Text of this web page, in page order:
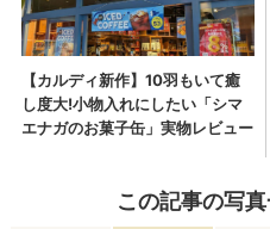
この記事の写真